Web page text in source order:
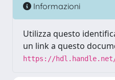
Informazioni
Utilizza questo
un link a questo
https://hdl.handle.net/